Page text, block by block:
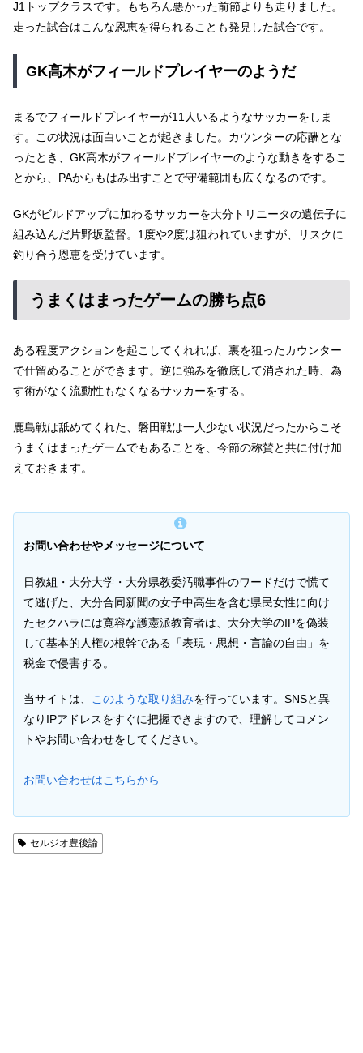
J1トップクラスです。もちろん悪かった前節よりも走りました。
走った試合はこんな恩恵を得られることも発見した試合です。
GK高木がフィールドプレイヤーのようだ
まるでフィールドプレイヤーが11人いるようなサッカーをしま
す。この状況は面白いことが起きました。カウンターの応酬とな
ったとき、GK高木がフィールドプレイヤーのような動きをするこ
とから、PAからもはみ出すことで守備範囲も広くなるのです。
GKがビルドアップに加わるサッカーを大分トリニータの遺伝子に
組み込んだ片野坂監督。1度や2度は狙われていますが、リスクに
釣り合う恩恵を受けています。
うまくはまったゲームの勝ち点6
ある程度アクションを起こしてくれれば、裏を狙ったカウンター
で仕留めることができます。逆に強みを徹底して消された時、為
す術がなく流動性もなくなるサッカーをする。
鹿島戦は舐めてくれた、磐田戦は一人少ない状況だったからこそ
うまくはまったゲームでもあることを、今節の称賛と共に付け加
えておきます。
お問い合わせやメッセージについて
日教組・大分大学・大分県教委汚職事件のワードだけで慌て
て逃げた、大分合同新聞の女子中高生を含む県民女性に向け
たセクハラには寛容な護憲派教育者は、大分大学のIPを偽装
して基本的人権の根幹である「表現・思想・言論の自由」を
税金で侵害する。
当サイトは、 このような取り組みを行っています。SNSと異
なりIPアドレスをすぐに把握できますので、理解してコメン
トやお問い合わせをしてください。
お問い合わせはこちらから
セルジオ豊後論